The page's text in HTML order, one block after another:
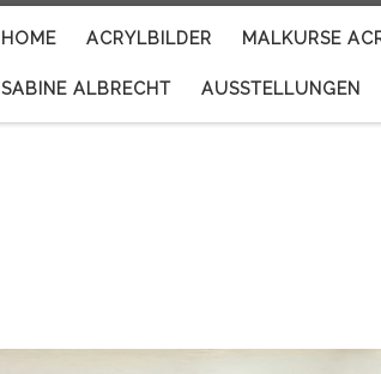
HOME ACRYLBILDER MALKURSE
SABINE ALBRECHT AUSSTELLUNGEN